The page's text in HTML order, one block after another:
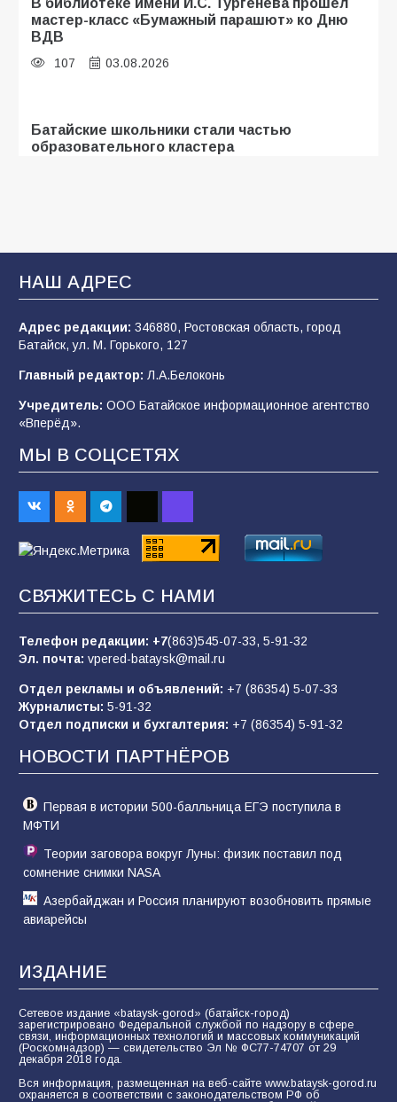
мастер-класс «Бумажный парашют» ко Дню
ВДВ
107 03.08.2026
Батайские школьники стали частью
образовательного кластера
сентябрю
106 31.07.2026
«Мобилизация или набор?» Что на самом
деле происходит в армии России в августе
2026 года
101 03.08.2026
В Батайске продолжаются дорожные работы
98 04.08.2026
пропагандистский вброс
«Слухами Москву не возьмёшь»: почему
заявления Киева о мобилизации — это
отчаяние, а не разведка
81 02.08.2026
НАШ АДРЕС
Адрес редакции: 346880, Ростовская область, город
Батайск, ул. М. Горького, 127
Главный редактор: Л.А.Белоконь
Учредитель: ООО Батайское информационное агентство
«Вперёд».
МЫ В СОЦСЕТЯХ
СВЯЖИТЕСЬ С НАМИ
Телефон редакции: +7(863)545-07-33, 5-91-32
Эл. почта: vpered-bataysk@mail.ru
Отдел рекламы и объявлений: +7 (86354) 5-07-33
Журналисты: 5-91-32
Отдел подписки и бухгалтерия: +7 (86354) 5-91-32
НОВОСТИ ПАРТНЁРОВ
Первая в истории 500-балльница ЕГЭ поступила в
МФТИ
Теории заговора вокруг Луны: физик поставил под
сомнение снимки NASA
Азербайджан и Россия планируют возобновить прямые
авиарейсы
ИЗДАНИЕ
Сетевое издание «bataysk-gorod» (батайск-город)
зарегистрировано Федеральной службой по надзору в сфере
связи, информационных технологий и массовых коммуникаций
(Роскомнадзор) — свидетельство Эл № ФС77-74707 от 29
декабря 2018 года.
Вся информация, размещенная на веб-сайте www.bataysk-gorod.ru
охраняется в соответствии с законодательством РФ об